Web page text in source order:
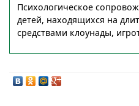
Психологическое
детей, находящихся на
средствами клоунады,